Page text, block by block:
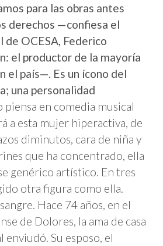
para las obras antes
derechos —confiesa el
OCESA, Federico
el productor de la mayoría
el país—. Es un ícono del
una personalidad
piensa en comedia musical
a esta mujer hiperactiva, de
diminutos, cara de niña y
que ha concentrado, ella
genérico artístico. En tres
otra figura como ella.
Hace 74 años, en el
de Dolores, la ama de casa
enviudó. Su esposo, el